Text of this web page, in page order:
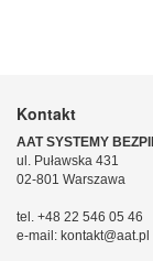
Kontakt
AAT SYSTEMY
ul. Puławska 431
02-801 Warszawa
tel. +48 22 546 05 46
e-mail: kontakt@aat.pl